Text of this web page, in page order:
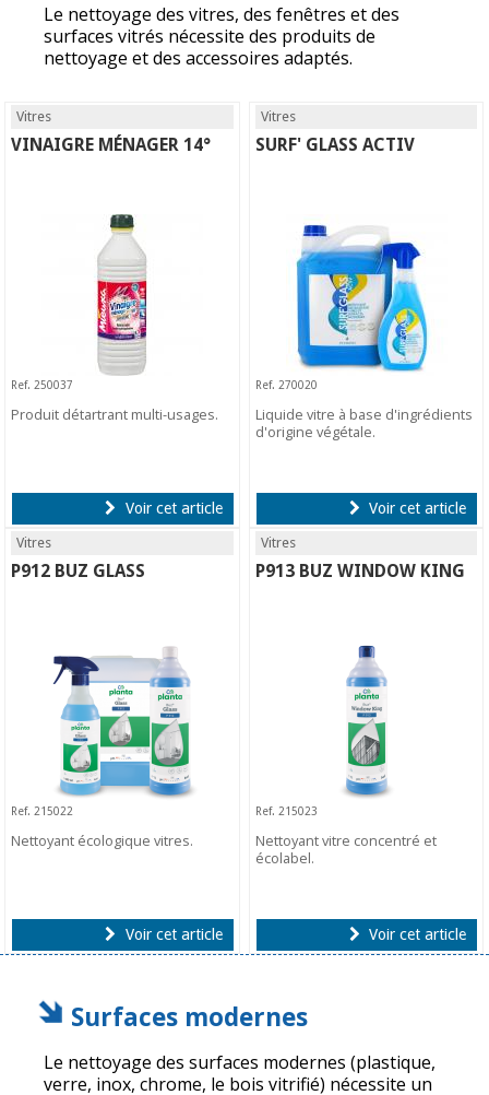
Le nettoyage des vitres, des fenêtres et des
surfaces vitrés nécessite des produits de
nettoyage et des accessoires adaptés.
Vitres
VINAIGRE MÉNAGER 14°
Ref. 250037
Produit détartrant multi-usages.
Voir cet article
Vitres
SURF' GLASS ACTIV
Ref. 270020
Liquide vitre à base d'ingrédients
d'origine végétale.
Voir cet article
Vitres
P912 BUZ GLASS
Ref. 215022
Nettoyant écologique vitres.
Voir cet article
Vitres
P913 BUZ WINDOW KING
Ref. 215023
Nettoyant vitre concentré et
écolabel.
Voir cet article
Surfaces modernes
Le nettoyage des surfaces modernes (plastique,
verre, inox, chrome, le bois vitrifié) nécessite un